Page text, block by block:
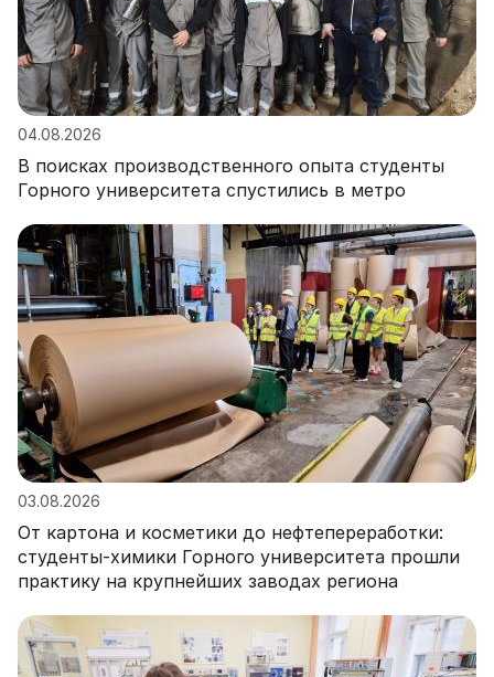
04.08.2026
В поисках производственного опыта студенты
Горного университета спустились в метро
03.08.2026
От картона и косметики до нефтепереработки:
студенты-химики Горного университета прошли
практику на крупнейших заводах региона